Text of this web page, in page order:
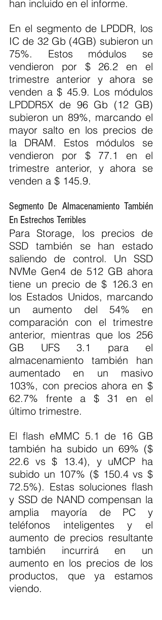
han incluido en el informe.
En el segmento de LPDDR, los
IC de 32 Gb (4GB) subieron un
75%. Estos módulos se
vendieron por $ 26.2 en el
trimestre anterior y ahora se
venden a $ 45.9. Los módulos
LPDDR5X de 96 Gb (12 GB)
subieron un 89%, marcando el
mayor salto en los precios de
la DRAM. Estos módulos se
vendieron por $ 77.1 en el
trimestre anterior, y ahora se
venden a $ 145.9.
Segmento De Almacenamiento También
En Estrechos Terribles
Para Storage, los precios de
SSD también se han estado
saliendo de control. Un SSD
NVMe Gen4 de 512 GB ahora
tiene un precio de $ 126.3 en
los Estados Unidos, marcando
un aumento del 54% en
comparación con el trimestre
anterior, mientras que los 256
GB UFS 3.1 para el
almacenamiento también han
aumentado en un masivo
103%, con precios ahora en $
62.7% frente a $ 31 en el
último trimestre.
El flash eMMC 5.1 de 16 GB
también ha subido un 69% ($
22.6 vs $ 13.4), y uMCP ha
subido un 107% ($ 150.4 vs $
72.5%). Estas soluciones flash
y SSD de NAND compensan la
amplia mayoría de PC y
teléfonos inteligentes y el
aumento de precios resultante
también incurrirá en un
aumento en los precios de los
productos, que ya estamos
viendo.